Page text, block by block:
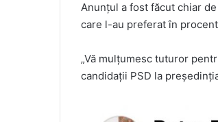
Anunțul a fost făcut chiar
care l-au preferat în
„Vă mulțumesc tuturor
candidații PSD la